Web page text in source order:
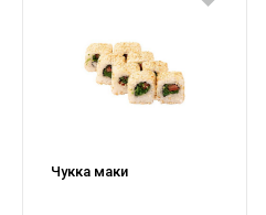
Чукка маки